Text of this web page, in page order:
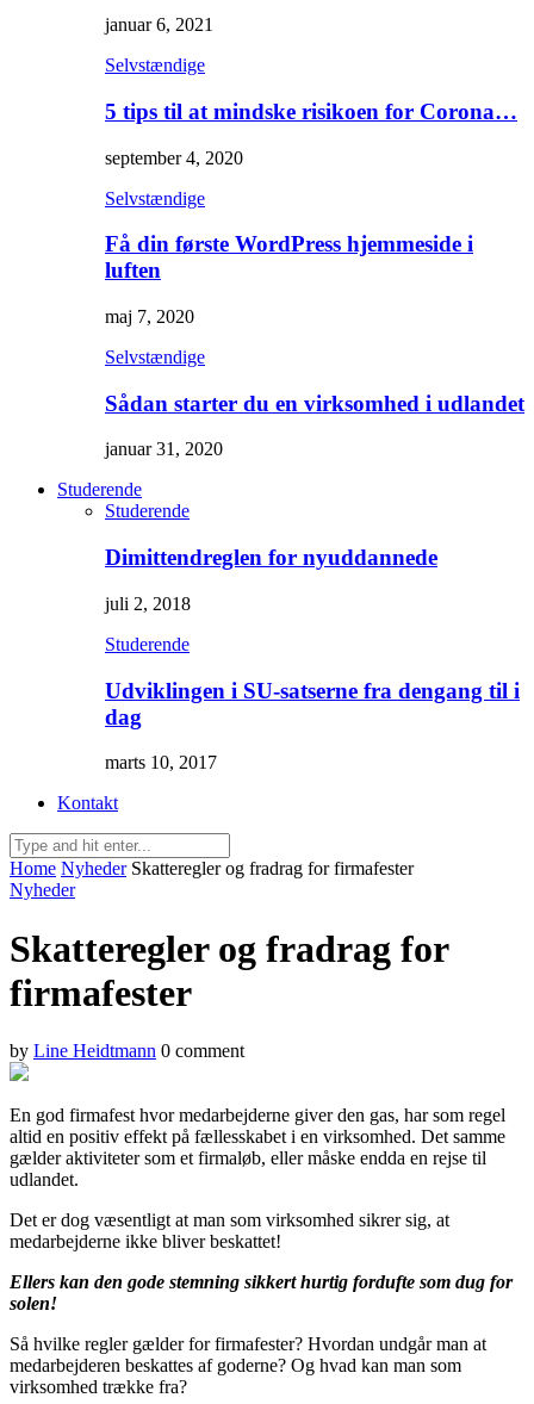
januar 6, 2021
Selvstændige
5 tips til at mindske risikoen for Corona…
september 4, 2020
Selvstændige
Få din første WordPress hjemmeside i
luften
maj 7, 2020
Selvstændige
Sådan starter du en virksomhed i udlandet
januar 31, 2020
Studerende
Studerende
Dimittendreglen for nyuddannede
juli 2, 2018
Studerende
Udviklingen i SU-satserne fra dengang til i
dag
marts 10, 2017
Kontakt
Home Nyheder Skatteregler og fradrag for firmafester
Nyheder
Skatteregler og fradrag for
firmafester
by Line Heidtmann 0 comment
En god firmafest hvor medarbejderne giver den gas, har som regel
altid en positiv effekt på fællesskabet i en virksomhed. Det samme
gælder aktiviteter som et firmaløb, eller måske endda en rejse til
udlandet.
Det er dog væsentligt at man som virksomhed sikrer sig, at
medarbejderne ikke bliver beskattet!
Ellers kan den gode stemning sikkert hurtig fordufte som dug for
solen!
Så hvilke regler gælder for firmafester? Hvordan undgår man at
medarbejderen beskattes af goderne? Og hvad kan man som
virksomhed trække fra?